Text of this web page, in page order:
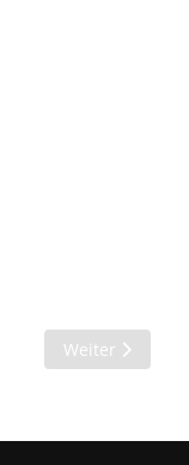
Nächster
Weiter